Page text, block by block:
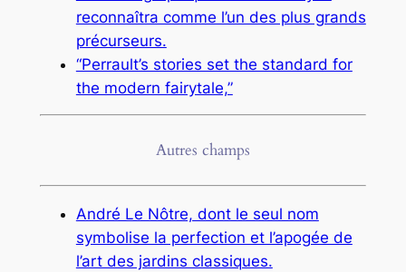
reconnaîtra comme l’un des plus grands
précurseurs.
“Perrault’s stories set the standard for
the modern fairytale,”
Autres champs
André Le Nôtre, dont le seul nom
symbolise la perfection et l’apogée de
l’art des jardins classiques.